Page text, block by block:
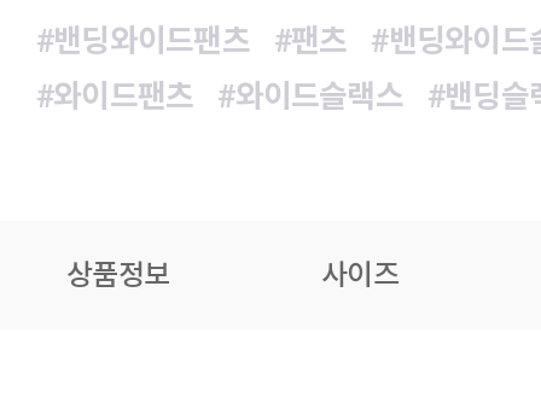
#밴딩와이드팬츠 #팬츠
#밴딩와이드
#와이드팬츠
#와이드슬랙스 #밴딩슬
상품정보 사이즈